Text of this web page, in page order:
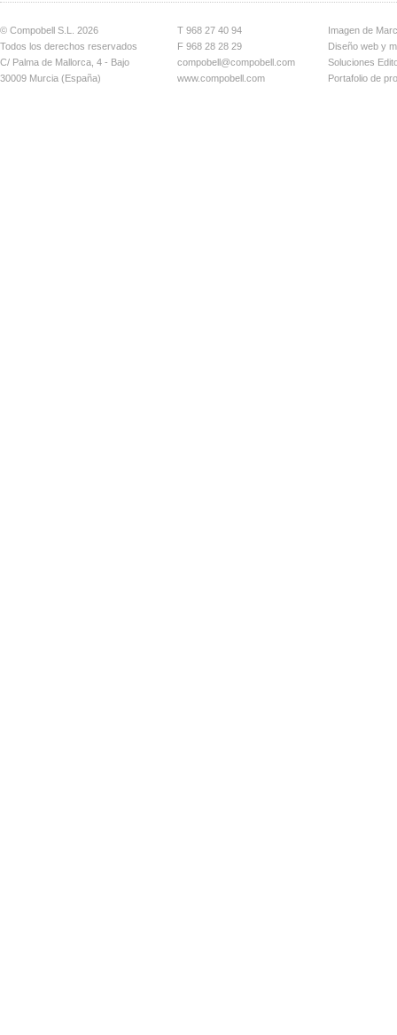
© Compobell S.L. 2026
Todos los derechos reservados
C/ Palma de Mallorca, 4 - Bajo
30009 Murcia (España)
T 968 27 40 94
F 968 28 28 29
compobell@compobell.com
www.compobell.com
Imagen de
Diseño web y
Soluciones
Portafolio de